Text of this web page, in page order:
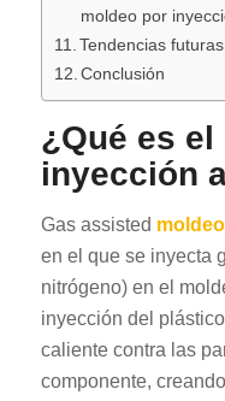
moldeo por
Tendencias futuras
Conclusión
¿Qué es
inyección
Gas assisted
en el que se inyecta
nitrógeno) en el
inyección del
caliente contra las
componente,